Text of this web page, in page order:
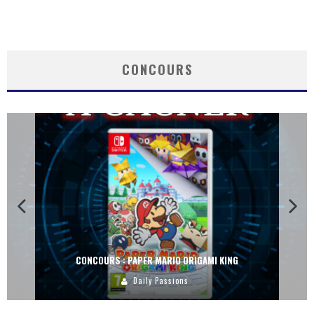
CONCOURS
CONCOURS : PAPER MARIO ORIGAMI KING
Daily Passions